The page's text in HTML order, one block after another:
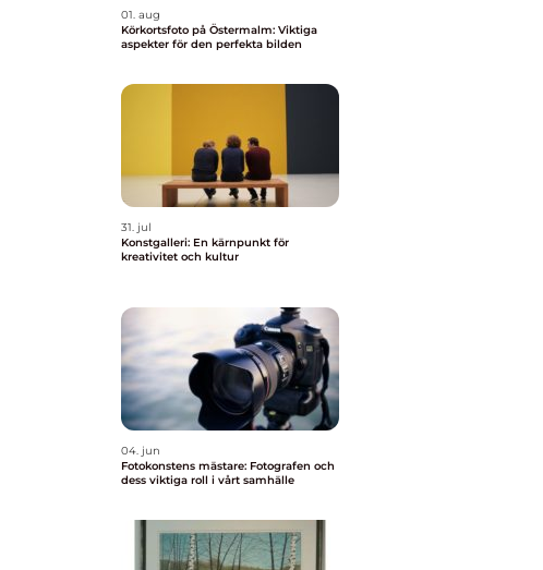
01. aug
Körkortsfoto på Östermalm: Viktiga
aspekter för den perfekta bilden
31. jul
Konstgalleri: En kärnpunkt för
kreativitet och kultur
04. jun
Fotokonstens mästare: Fotografen och
dess viktiga roll i vårt samhälle